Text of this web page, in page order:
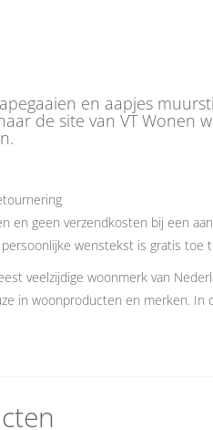
en aapjes
de site van VT Wonen
en geen verzendkosten bij een
wenstekst is gratis toe
veelzijdige woonmerk van
in woonproducten en merken. In